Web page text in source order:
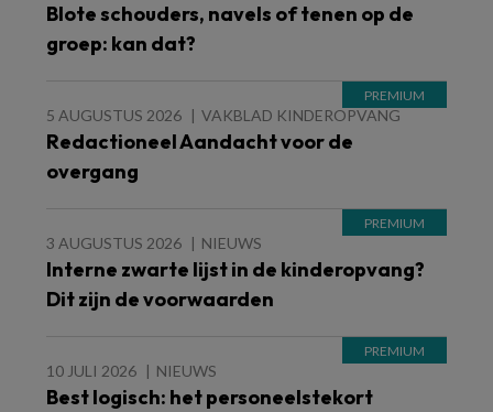
Blote schouders, navels of tenen op de
groep: kan dat?
5 AUGUSTUS 2026 VAKBLAD KINDEROPVANG
Redactioneel Aandacht voor de
overgang
3 AUGUSTUS 2026 NIEUWS
Interne zwarte lijst in de kinderopvang?
Dit zijn de voorwaarden
10 JULI 2026 NIEUWS
Best logisch: het personeelstekort